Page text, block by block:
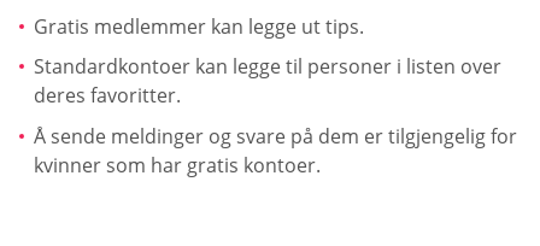
Gratis medlemmer kan legge ut tips.
Standardkontoer kan legge til personer i listen over
deres favoritter.
Å sende meldinger og svare på dem er tilgjengelig for
kvinner som har gratis kontoer.